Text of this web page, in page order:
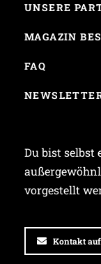
UNSERE
MAGAZIN
FAQ
Du bist selbst
vorgestellt
Kontakt